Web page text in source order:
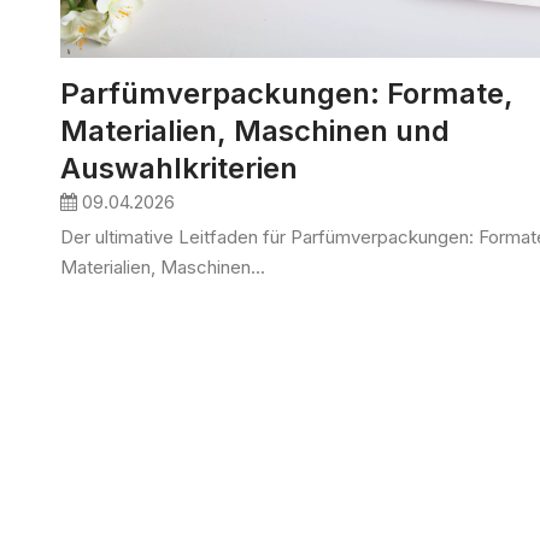
Parfümverpackungen: Formate,
Materialien, Maschinen und
Auswahlkriterien
09.04.2026
Der ultimative Leitfaden für Parfümverpackungen:
Materialien, Maschinen...